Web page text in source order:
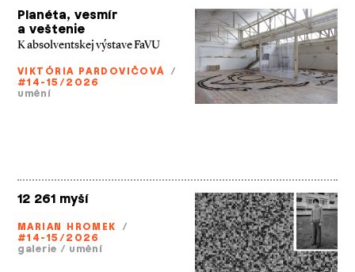
Planéta, vesmír
a veštenie
K absolventskej výstave FaVU
VIKTÓRIA PARDOVIČOVÁ /
#14-15/2026
umění
12 261 myší
MARIAN HROMEK /
#14-15/2026
galerie / umění